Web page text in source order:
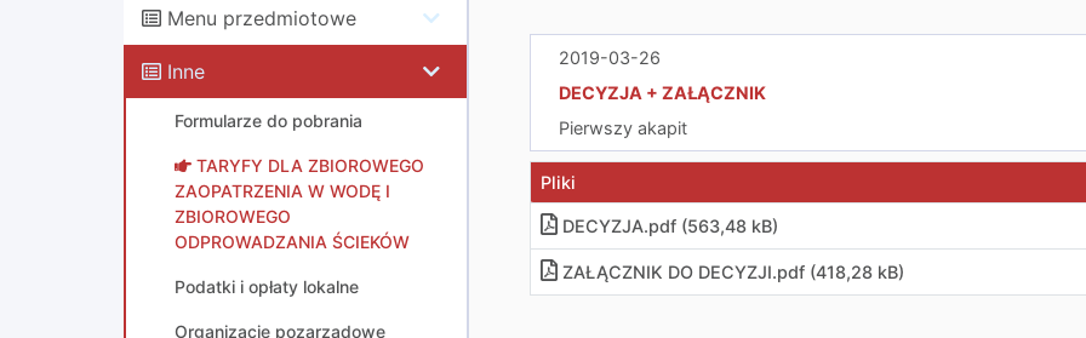
Menu przedmiotowe
Inne
Formularze do pobrania
TARYFY DLA ZBIOROWEGO
ZAOPATRZENIA W WODĘ I
ZBIOROWEGO
ODPROWADZANIA ŚCIEKÓW
Podatki i opłaty lokalne
Organizacje pozarządowe
2019-03-26
DECYZJA + ZAŁĄCZNIK
Pierwszy akapit
Pliki
DECYZJA.pdf (563,48 kB)
ZAŁĄCZNIK DO DECYZJI.pdf (418,28 kB)